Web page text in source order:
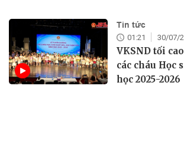
Tin tức
01:21 30/07/
VKSND tối
các cháu Học
học 2025-2026